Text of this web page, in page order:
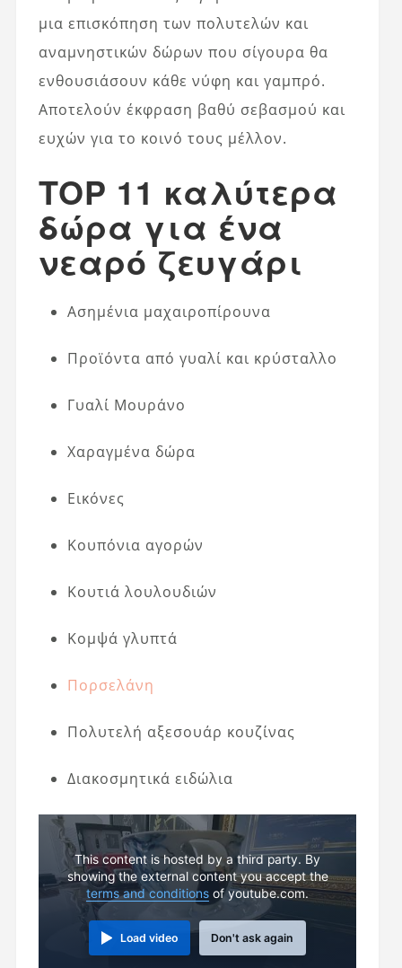
μια επισκόπηση των πολυτελών και
αναμνηστικών δώρων που σίγουρα θα
ενθουσιάσουν κάθε νύφη και γαμπρό.
Αποτελούν έκφραση βαθύ σεβασμού και
ευχών για το κοινό τους μέλλον.
TOP 11 καλύτερα
δώρα για ένα
νεαρό ζευγάρι
Ασημένια μαχαιροπίρουνα
Προϊόντα από γυαλί και κρύσταλλο
Γυαλί Μουράνο
Χαραγμένα δώρα
Εικόνες
Κουπόνια αγορών
Κουτιά λουλουδιών
Κομψά γλυπτά
Πορσελάνη
Πολυτελή αξεσουάρ κουζίνας
Διακοσμητικά ειδώλια
This content is hosted by a third party. By
showing the external content you accept the
terms and conditions of youtube.com.
Load video Don't ask again